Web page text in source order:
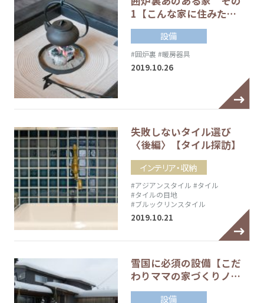
1【こんな家に住みた…
設備
#囲炉裏 #暖房器具
2019.10.26
失敗しないタイル選び
〈後編〉【タイル探訪】
インテリア・収納
#アジアンスタイル #タイル
#タイルの目地
#ブルックリンスタイル
2019.10.21
雪国に必須の設備【こだ
わりママの家づくりノ…
設備